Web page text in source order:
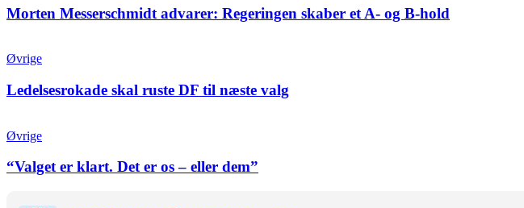
Morten Messerschmidt advarer: Regeringen skaber et A- og B-hold
Øvrige
Ledelsesrokade skal ruste DF til næste valg
Øvrige
“Valget er klart. Det er os – eller dem”